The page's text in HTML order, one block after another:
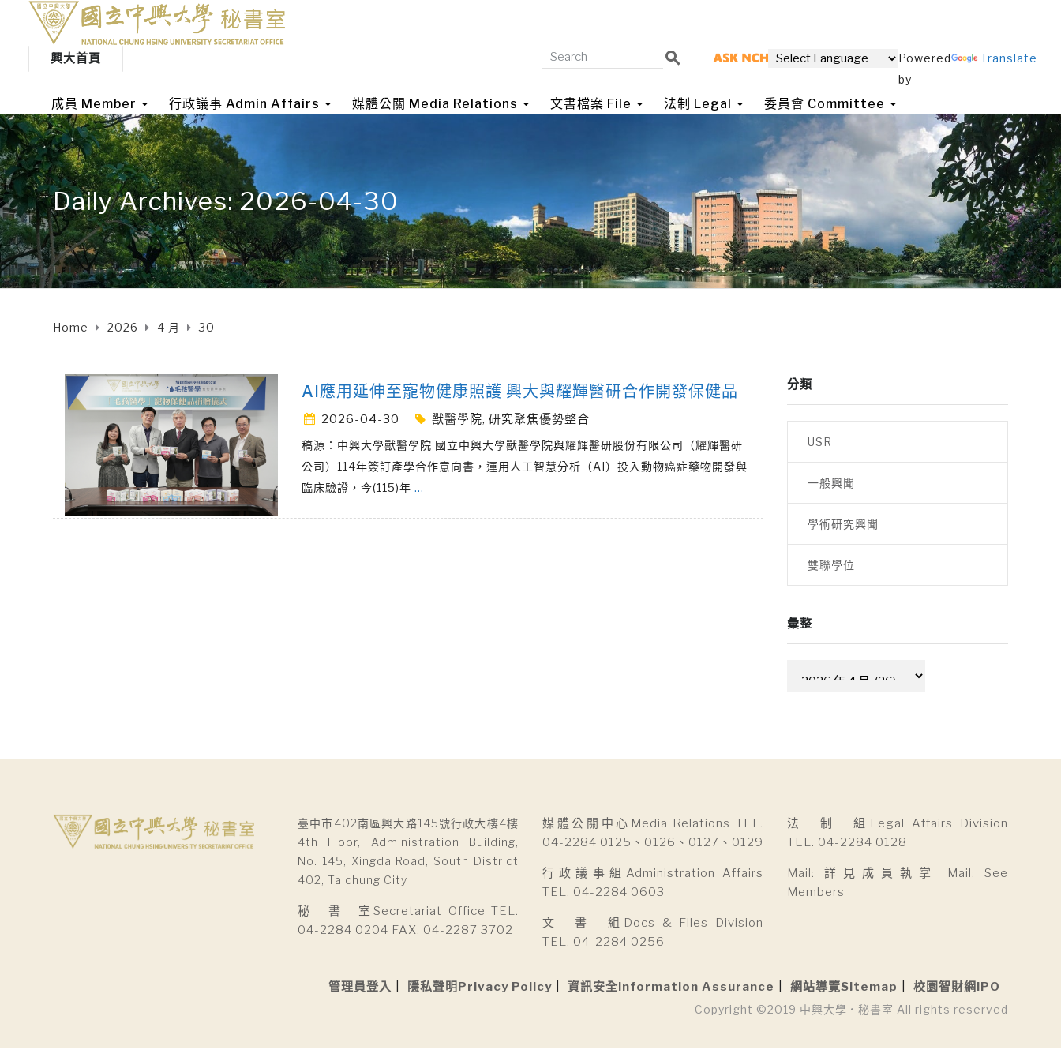
興大首頁
Powered
by
Translate
成員 Member 行政議事 Admin Affairs 媒體公關 Media Relations 文書檔案 File 法制 Legal 委員會 Committee
Daily Archives: 2026-04-30
Home 2026 4 月 30
AI應用延伸至寵物健康照護 興大與耀輝醫研合作開發保健品
2026-04-30 獸醫學院, 研究聚焦優勢整合
稿源：中興大學獸醫學院 國立中興大學獸醫學院與耀輝醫研股份有限公司（耀輝醫研
公司）114年簽訂產學合作意向書，運用人工智慧分析（AI）投入動物癌症藥物開發與
臨床驗證，今(115)年 …
分類
USR
一般興聞
學術研究興聞
雙聯學位
彙整
臺中市402南區興大路145號行政大樓4樓
4th Floor, Administration Building,
No. 145, Xingda Road, South District
402, Taichung City
秘 書 室Secretariat Office TEL.
04-2284 0204 FAX. 04-2287 3702
媒體公關中心Media Relations TEL.
04-2284 0125、0126、0127、0129
行政議事組Administration Affairs
TEL. 04-2284 0603
文 書 組Docs & Files Division
TEL. 04-2284 0256
法 制 組Legal Affairs Division
TEL. 04-2284 0128
Mail: 詳見成員執掌 Mail: See
Members
管理員登入 隱私聲明Privacy Policy 資訊安全Information Assurance 網站導覽Sitemap 校園智財網IPO
Copyright ©2019 中興大學 • 秘書室 All rights reserved